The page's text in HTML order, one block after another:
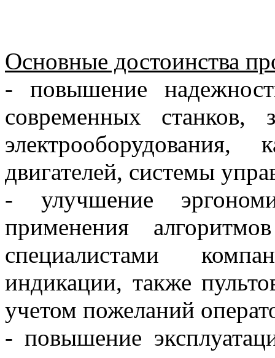
Основные достоинства
- повышение
современных станков,
двигателей, системы
- улучшение
применения
специалистами
индикации, также
учетом пожеланий
- повышение